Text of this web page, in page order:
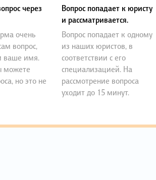
через
очень
вопрос,
ваше имя.
можете
но это не
Вопрос попадает к юристу
и рассматривается.
Вопрос попадает к одному
из наших юристов, в
соответствии с его
специализацией. На
рассмотрение вопроса
уходит до 15 минут.